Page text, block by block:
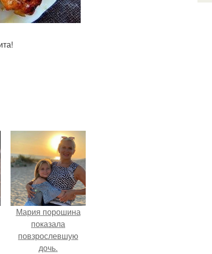
Мария порошина
показала
повзрослевшую
дочь.